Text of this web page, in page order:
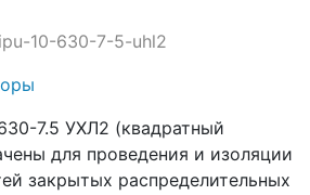
10-630-7-5-uhl2
7.5 УХЛ2 (квадратный
для проведения и изоляции
закрытых распределительных